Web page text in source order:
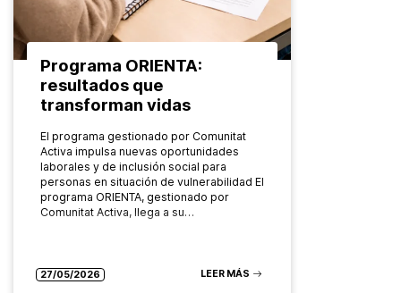
Programa ORIENTA:
resultados que
transforman vidas
El programa gestionado por Comunitat
Activa impulsa nuevas oportunidades
laborales y de inclusión social para
personas en situación de vulnerabilidad El
programa ORIENTA, gestionado por
Comunitat Activa, llega a su…
27/05/2026 LEER MÁS